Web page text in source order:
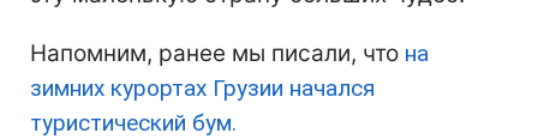
Напомним, ранее мы писали, что на
зимних курортах Грузии начался
туристический бум.